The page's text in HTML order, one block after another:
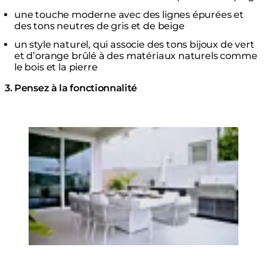
une touche moderne avec des lignes épurées et
des tons neutres de gris et de beige
un style naturel, qui associe des tons bijoux de vert
et d’orange brûlé à des matériaux naturels comme
le bois et la pierre
3. Pensez à la fonctionnalité
Loading image...